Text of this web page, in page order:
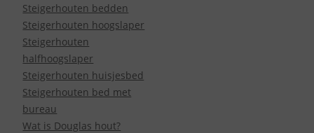
Steigerhouten bedden
Steigerhouten hoogslaper
Steigerhouten
halfhoogslaper
Steigerhouten huisjesbed
Steigerhouten bed met
bureau
Wat is Douglas hout?